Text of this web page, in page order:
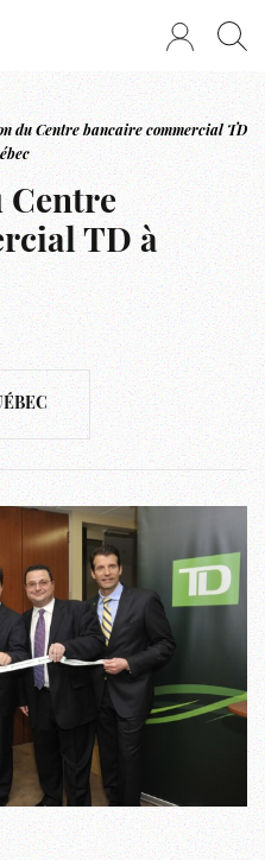
du Centre bancaire commercial TD
Centre
TD à